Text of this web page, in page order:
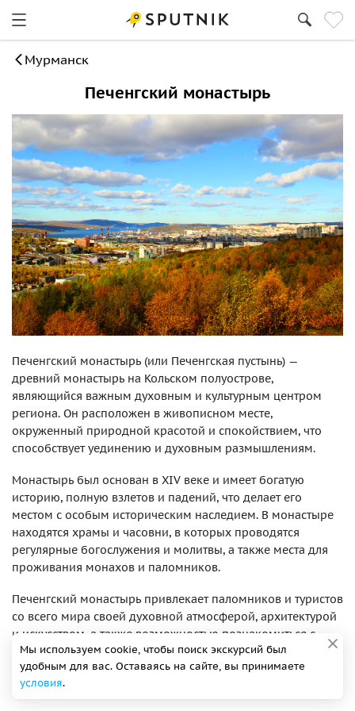
Мурманск
Печенгский монастырь
Печенгский монастырь (или Печенгская пустынь) —
древний монастырь на Кольском полуострове,
являющийся важным духовным и культурным центром
региона. Он расположен в живописном месте,
окруженный природной красотой и спокойствием, что
способствует уединению и духовным размышлениям.
Монастырь был основан в XIV веке и имеет богатую
историю, полную взлетов и падений, что делает его
местом с особым историческим наследием. В монастыре
находятся храмы и часовни, в которых проводятся
регулярные богослужения и молитвы, а также места для
проживания монахов и паломников.
Печенгский монастырь привлекает паломников и туристов
со всего мира своей духовной атмосферой, архитектурой
и искусством, а также возможностью познакомиться с
жизнью монашеской общины. Посещение этого святого
места позволяет прикоснуться к древним традициям
православия, найти внутренний покой и гармонию.
Мы используем cookie, чтобы поиск экскурсий был
удобным для вас. Оставаясь на сайте, вы принимаете
условия.